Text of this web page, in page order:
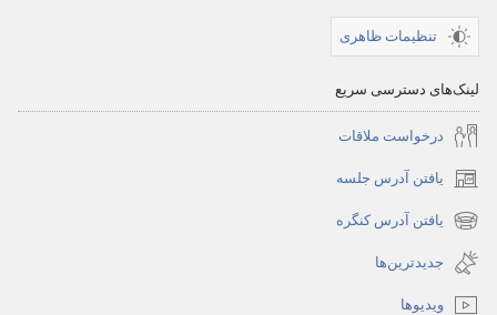
تنظیمات ظاهری
لینک‌های دسترسی سریع
درخواست ملاقات
یافتن آدرس جلسه
(پنجره‌ای
جدید
می‌شود)
یافتن آدرس کنگره
(پنجره‌ای
جدید
باز
می‌شود)
جدیدترین‌ها
ویدیوها